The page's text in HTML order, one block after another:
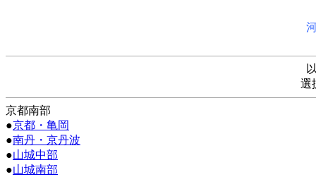
選
京都南部
●京都・亀岡
●南丹・京丹波
●山城中部
●山城南部